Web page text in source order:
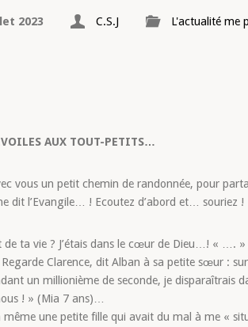
2023 C.S.J L'actualité me
AUX TOUT-PETITS…
vous un petit chemin de randonnée, pour
dit l’Evangile… ! Ecoutez d’abord et… souriez !
ta vie ? J’étais dans le cœur de Dieu…! « ….
Clarence, dit Alban à sa petite sœur : sur
un millionième de seconde, je disparaîtrais
! » (Mia 7 ans)…
une petite fille qui avait du mal à me «